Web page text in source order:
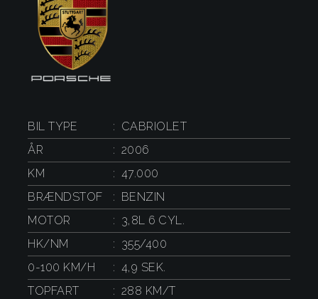
BIL TYPE
CABRIOLET
ÅR
2006
KM
47.000
BRÆNDSTOF
BENZIN
MOTOR
3,8L 6 CYL.
HK/NM
355/400
0-100 KM/H
4,9 SEK.
TOPFART
288 KM/T